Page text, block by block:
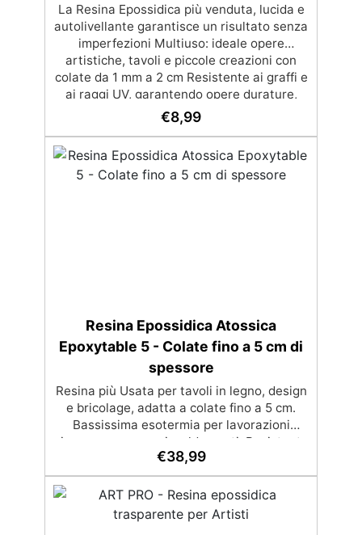
La Resina Epossidica più venduta, lucida e
autolivellante garantisce un risultato senza
imperfezioni Multiuso: ideale opere
artistiche, tavoli e piccole creazioni con
colate da 1 mm a 2 cm Resistente ai graffi e
ai raggi UV, garantendo opere durature,
vibranti e senza ingiallimenti nel tempo
Bassa viscosità e formula anti-bolle per
risultati impeccabili, perfetti per colate di
stampi e inglobamenti Certificata Atossica
post catalisi per contatto con la pelle, BPA
€8,99
Resina Epossidica Atossica
Epoxytable 5 - Colate fino a 5 cm di
spessore
Resina più Usata per tavoli in legno, design
e bricolage, adatta a colate fino a 5 cm.
Bassissima esotermia per lavorazioni
sicure e senza surriscaldamenti. Resistente
a graffi e ingiallimento grazie ai filtri UV e
all'alta qualità meccanica. Bassa viscosità
per eliminare bolle d'aria e ottenere finiture
lisce. Sicura, atossica, BPA/VOC free e
certificata per il contatto prolungato con la
€38,99